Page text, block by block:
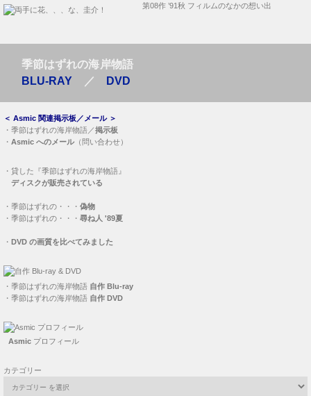
第08作 ’91秋 フィルムのなかの想い出
季節はずれの海岸物語
BLU-RAY ／ DVD
＜ Asmic 関連掲示板／メール＞
・ 季節はずれの海岸物語／掲示板
・ Asmic へのメール（問い合わせ）
・ 貸した『季節はずれの海岸物語』
ディスクが販売されている
・ 季節はずれの・・・ 偽物
・ 季節はずれの・・・ 尋ね人 '89夏
・ DVD の画質を比べてみました
・ 季節はずれの海岸物語 自作 Blu-ray
・ 季節はずれの海岸物語 自作 DVD
Asmicプロフィール
カテゴリー